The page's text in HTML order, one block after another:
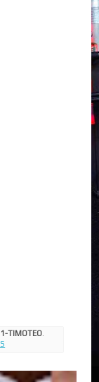
1-TIMOTEO.